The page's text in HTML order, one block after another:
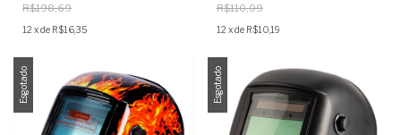
R$198,69
12 xde R$16,35
R$110,09
12 xde R$10,19
Esgotado Esgotado